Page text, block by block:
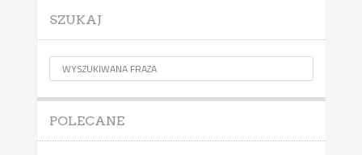
SZUKAJ
POLECANE